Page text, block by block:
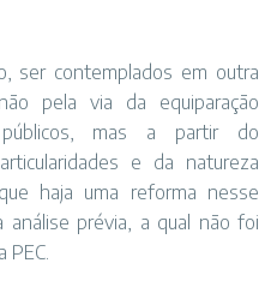
ser contemplados em outra
pela via da equiparação
mas a partir do
e da natureza
haja uma reforma nesse
análise prévia, a qual não foi
PEC.